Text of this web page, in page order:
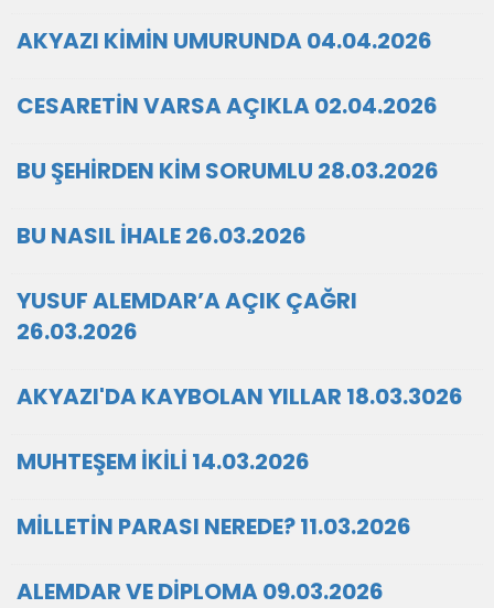
AKYAZI KİMİN UMURUNDA 04.04.2026
CESARETİN VARSA AÇIKLA 02.04.2026
BU ŞEHİRDEN KİM SORUMLU 28.03.2026
BU NASIL İHALE 26.03.2026
YUSUF ALEMDAR’A AÇIK ÇAĞRI
26.03.2026
AKYAZI'DA KAYBOLAN YILLAR 18.03.3026
MUHTEŞEM İKİLİ 14.03.2026
MİLLETİN PARASI NEREDE? 11.03.2026
ALEMDAR VE DİPLOMA 09.03.2026